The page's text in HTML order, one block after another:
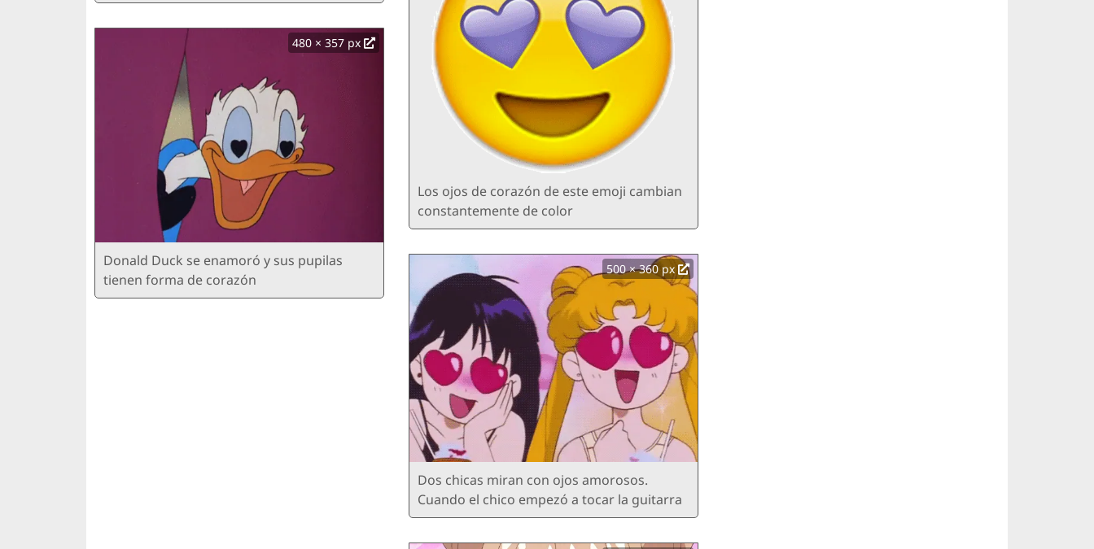
480 × 357 px
Donald Duck se enamoró y sus pupilas
tienen forma de corazón
Los ojos de corazón de este emoji cambian
constantemente de color
500 × 360 px
Dos chicas miran con ojos amorosos.
Cuando el chico empezó a tocar la guitarra